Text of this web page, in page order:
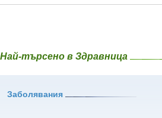
Най-търсено в Здравница
Заболявания